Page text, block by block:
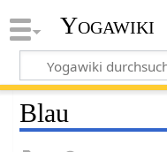
Yogawiki
Blau